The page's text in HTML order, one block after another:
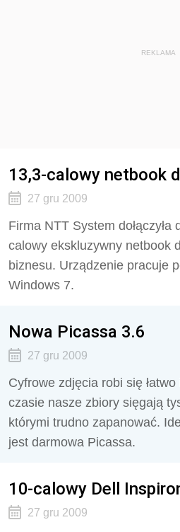
REKLAMA
13,3-calowy netbook
27 gru 2009
Firma NTT System
calowy ekskluzywny netbook
biznesu. Urządzenie pracuje
Windows 7.
Nowa Picassa 3.6
27 gru 2009
Cyfrowe zdjęcia robi się
czasie nasze zbiory sięgają
którymi trudno zapanować.
jest darmowa Picassa.
10-calowy Dell
27 gru 2009